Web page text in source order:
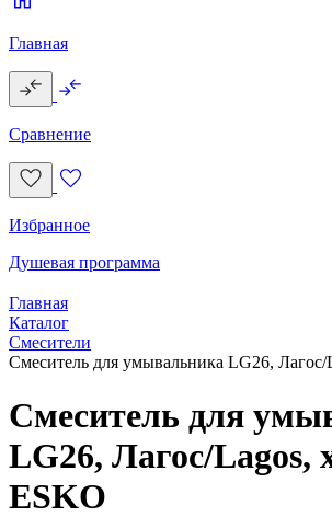
Главная
Сравнение
Избранное
Душевая программа
Главная
Каталог
Смесители
Смеситель для умывальника LG26,
Смеситель для
LG26, Лагос/Lagos,
ESKO